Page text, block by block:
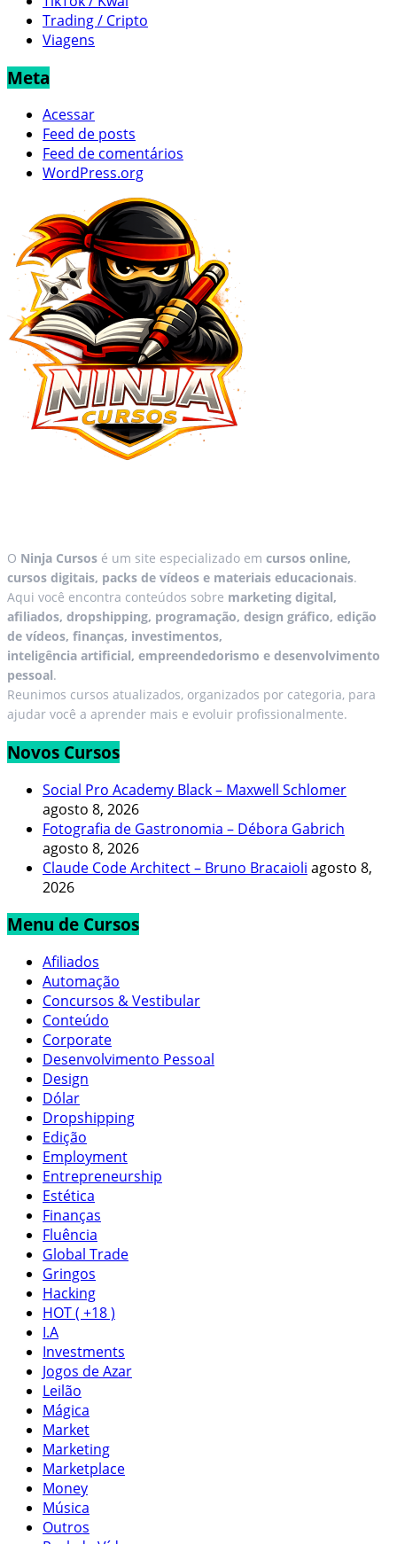
Trading / Cripto
Viagens
Meta
Acessar
Feed de posts
Feed de comentários
WordPress.org
O Ninja Cursos é um site especializado em cursos online,
cursos digitais, packs de vídeos e materiais educacionais.
Aqui você encontra conteúdos sobre marketing digital,
afiliados, dropshipping, programação, design gráfico, edição
de vídeos, finanças, investimentos,
inteligência artificial, empreendedorismo e desenvolvimento
pessoal.
Reunimos cursos atualizados, organizados por categoria, para
ajudar você a aprender mais e evoluir profissionalmente.
Novos Cursos
Social Pro Academy Black – Maxwell Schlomer
agosto 8, 2026
Fotografia de Gastronomia – Débora Gabrich
agosto 8, 2026
Claude Code Architect – Bruno Bracaioli agosto 8,
2026
Menu de Cursos
Afiliados
Automação
Concursos & Vestibular
Conteúdo
Corporate
Desenvolvimento Pessoal
Design
Dólar
Dropshipping
Edição
Employment
Entrepreneurship
Estética
Finanças
Fluência
Global Trade
Gringos
Hacking
HOT ( +18 )
I.A
Investments
Jogos de Azar
Leilão
Mágica
Market
Marketing
Marketplace
Money
Música
Outros